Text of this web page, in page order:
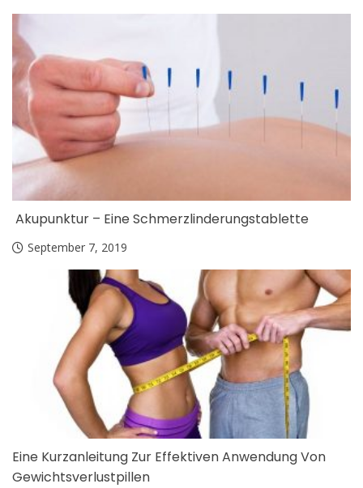
Akupunktur – Eine Schmerzlinderungstablette
September 7, 2019
Eine Kurzanleitung Zur Effektiven Anwendung Von
Gewichtsverlustpillen